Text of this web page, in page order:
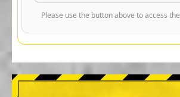
Please use the button above to access